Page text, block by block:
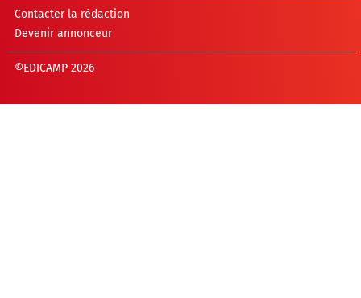
Contacter la rédaction
Devenir annonceur
©EDICAMP 2026